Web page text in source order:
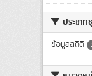
ประเภ
ข้อมูลสถิติ